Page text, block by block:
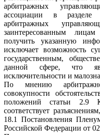
арбитражных
ассоциации в разделе
арбитражных
заинтересованным
получить указанную
исключает возможность
государственным,
данной сфере, что
исключительности и
По мнению
совокупности
положений статьи
соответствует
18.1 Постановления
Российской Федерации от